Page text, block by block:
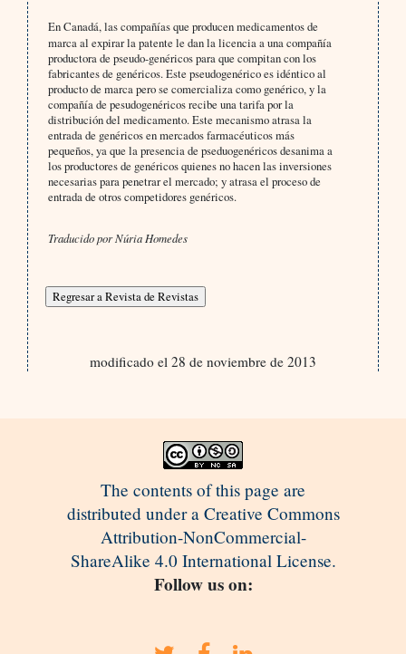
En Canadá, las compañías que producen medicamentos de
marcaal expirar la patente le dan la licencia a una compañía
productora de pseudo-genéricos para que compitan con los
fabricantes de genéricos. Este pseudogenérico es idéntico al
producto de marca pero se comercializa como genérico, y la
compañía de pesudogenéricos recibe una tarifa por la
distribución del medicamento. Este mecanismo atrasa la
entrada de genéricos en mercados farmacéuticos más
pequeños, ya que la presencia de pseduogenéricos desanima a
los productores de genéricos quienes no hacen las inversiones
necesarias para penetrar el mercado; y atrasa el proceso de
entrada de otros competidores genéricos.
Traducido por Núria Homedes
modificado el 28 de noviembre de 2013
The contents of this page are
distributed under a Creative Commons
Attribution-NonCommercial-
ShareAlike 4.0 International License.
Follow us on: